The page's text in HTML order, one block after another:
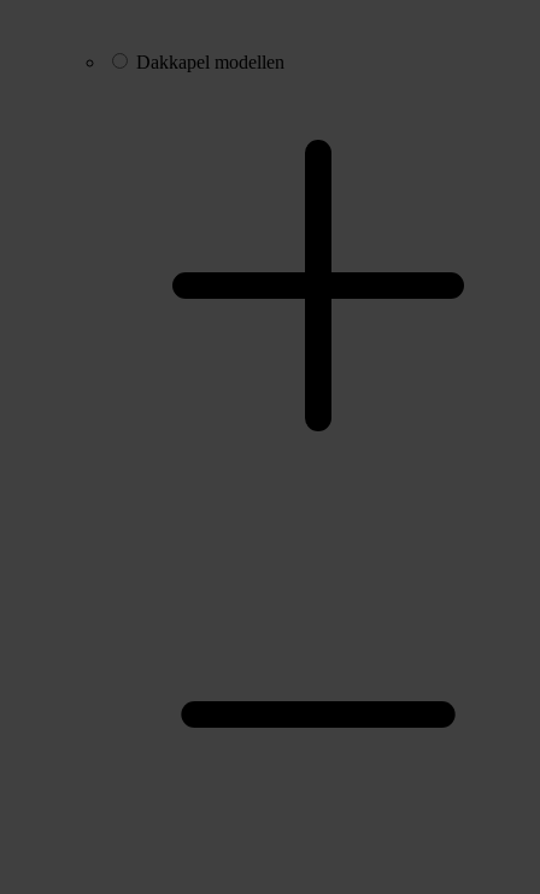
Dakkapel modellen